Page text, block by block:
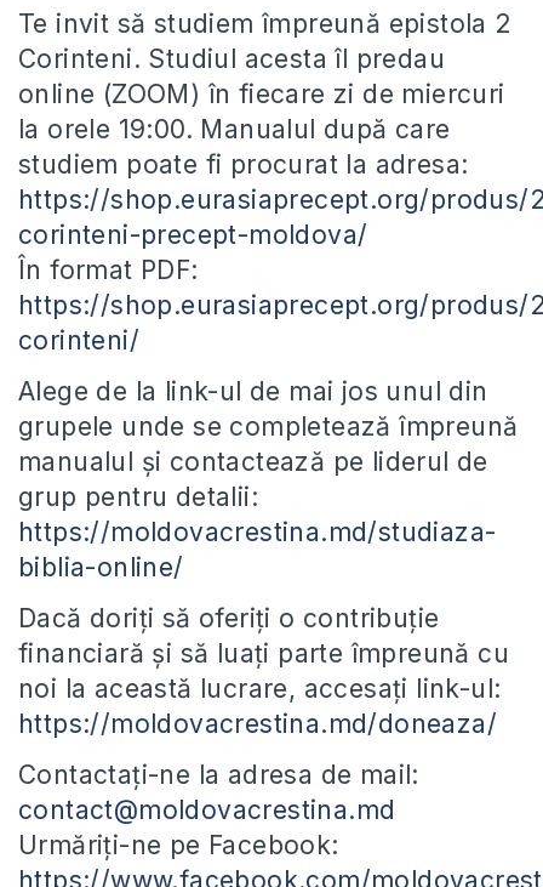
Te invit să studiem împreună epistola 2
Corinteni. Studiul acesta îl predau
online (ZOOM) în fiecare zi de miercuri
la orele 19:00. Manualul după care
studiem poate fi procurat la adresa:
https://shop.eurasiaprecept.org/produs/
corinteni-precept-moldova/
În format PDF:
https://shop.eurasiaprecept.org/produs/
corinteni/
Alege de la link-ul de mai jos unul din
grupele unde se completează împreună
manualul și contactează pe liderul de
grup pentru detalii:
https://moldovacrestina.md/studiaza-
biblia-online/
Dacă doriți să oferiți o contribuție
financiară și să luați parte împreună cu
noi la această lucrare, accesați link-ul:
https://moldovacrestina.md/doneaza/
Contactați-ne la adresa de mail:
contact@moldovacrestina.md
Urmăriți-ne pe Facebook:
https://www.facebook.com/